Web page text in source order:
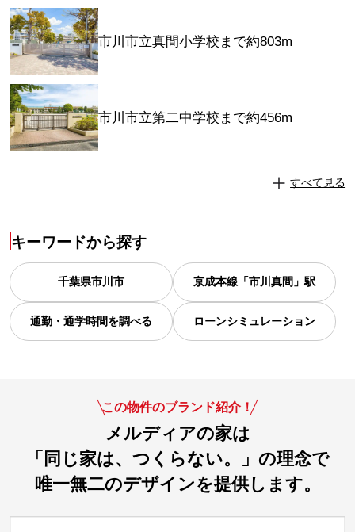
市川市立真間小学校まで約803m
市川市立第二中学校まで約456m
すべて見る
キーワードから探す
千葉県市川市 京成本線「市川真間」駅
通勤・通学時間を調べる ローンシミュレーション
この物件のブランド紹介！
メルディアの家は
「同じ家は、つくらない。」の理念で
唯一無二のデザインを提供します。